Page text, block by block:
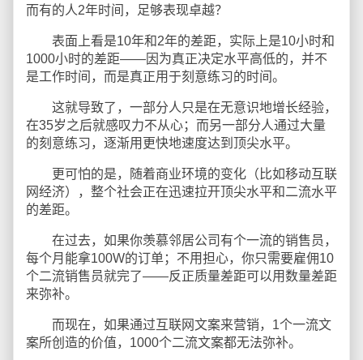
而有的人2年时间，足够表现卓越？
表面上看是10年和2年的差距，实际上是10小时和
1000小时的差距——因为真正决定水平高低的，并不
是工作时间，而是真正用于刻意练习的时间。
这就导致了，一部分人只是在无意识地增长经验，
在35岁之后就感叹力不从心；而另一部分人通过大量
的刻意练习，逐渐用更快地速度达到顶尖水平。
更可怕的是，随着商业环境的变化（比如移动互联
网经济），整个社会正在迅速拉开顶尖水平和二流水平
的差距。
在过去，如果你羡慕邻居公司有个一流的销售员，
每个月能拿100W的订单；不用担心，你只需要雇佣10
个二流销售员就完了——反正质量差距可以用数量差距
来弥补。
而现在，如果通过互联网文案来营销，1个一流文
案所创造的价值，1000个二流文案都无法弥补。